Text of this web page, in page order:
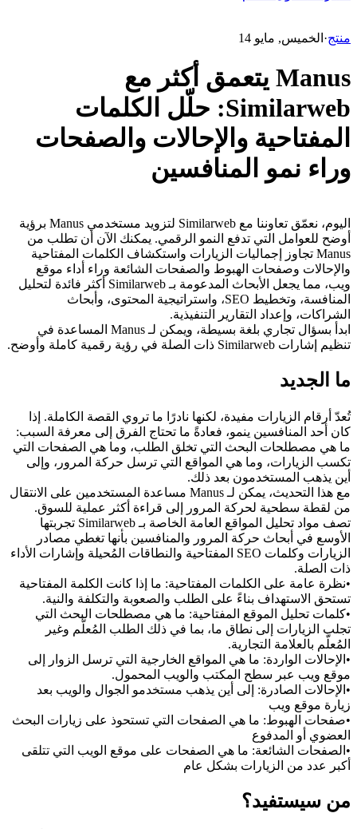
منتج· الخميس, مايو 14
Manus يتعمق أكثر مع
Similarweb: حلّل الكلمات
المفتاحية والإحالات والصفحات
وراء نمو المنافسين
اليوم، نعمّق تعاوننا مع Similarweb لتزويد مستخدمي Manus برؤية
أوضح للعوامل التي تدفع النمو الرقمي. يمكنك الآن أن تطلب من
Manus تجاوز إجماليات الزيارات واستكشاف الكلمات المفتاحية
والإحالات وصفحات الهبوط والصفحات الشائعة وراء أداء موقع
ويب، مما يجعل الأبحاث المدعومة بـ Similarweb أكثر فائدة لتحليل
المنافسة، وتخطيط SEO، واستراتيجية المحتوى، وأبحاث
الشراكات، وإعداد التقارير التنفيذية.
ابدأ بسؤال تجاري بلغة بسيطة، ويمكن لـ Manus المساعدة في
تنظيم إشارات Similarweb ذات الصلة في رؤية رقمية كاملة وأوضح.
ما الجديد
تُعدّ أرقام الزيارات مفيدة، لكنها نادرًا ما تروي القصة الكاملة. إذا
كان أحد المنافسين ينمو، فعادةً ما تحتاج الفرق إلى معرفة السبب:
ما هي مصطلحات البحث التي تخلق الطلب، وما هي الصفحات التي
تكسب الزيارات، وما هي المواقع التي ترسل حركة المرور، وإلى
أين يذهب المستخدمون بعد ذلك.
مع هذا التحديث، يمكن لـ Manus مساعدة المستخدمين على الانتقال
من لقطة سطحية لحركة المرور إلى قراءة أكثر عملية للسوق.
تصف مواد تحليل المواقع العامة الخاصة بـ Similarweb تجربتها
الأوسع في أبحاث حركة المرور والمنافسين بأنها تغطي مصادر
الزيارات وكلمات SEO المفتاحية والنطاقات المُحيلة وإشارات الأداء
ذات الصلة.
•نظرة عامة على الكلمات المفتاحية: ما إذا كانت الكلمة المفتاحية
تستحق الاستهداف بناءً على الطلب والصعوبة والتكلفة والنية.
•كلمات تحليل الموقع المفتاحية: ما هي مصطلحات البحث التي
تجلب الزيارات إلى نطاق ما، بما في ذلك الطلب المُعلَّم وغير
المُعلَّم بالعلامة التجارية.
• الإحالات الواردة: ما هي المواقع الخارجية التي ترسل الزوار إلى
موقع ويب عبر سطح المكتب والويب المحمول.
• الإحالات الصادرة: إلى أين يذهب مستخدمو الجوال والويب بعد
زيارة موقع ويب
•صفحات الهبوط: ما هي الصفحات التي تستحوذ على زيارات البحث
العضوي أو المدفوع
• الصفحات الشائعة: ما هي الصفحات على موقع الويب التي تتلقى
أكبر عدد من الزيارات بشكل عام
من سيستفيد؟